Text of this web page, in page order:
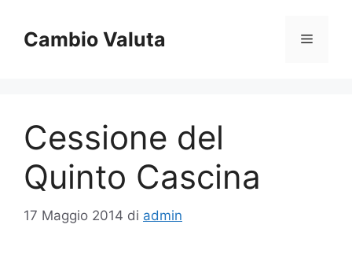
contenuto
Cambio Valuta Menu
Cessione del
Quinto Cascina
17 Maggio 2014 di admin